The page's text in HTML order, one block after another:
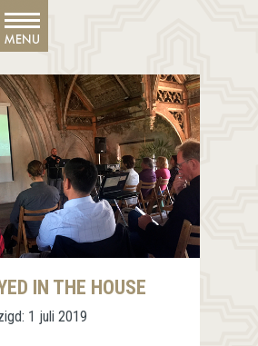
IN THE HOUSE
1 juli 2019